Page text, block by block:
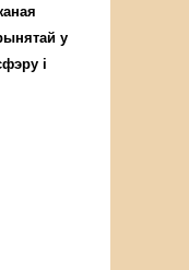
у
і